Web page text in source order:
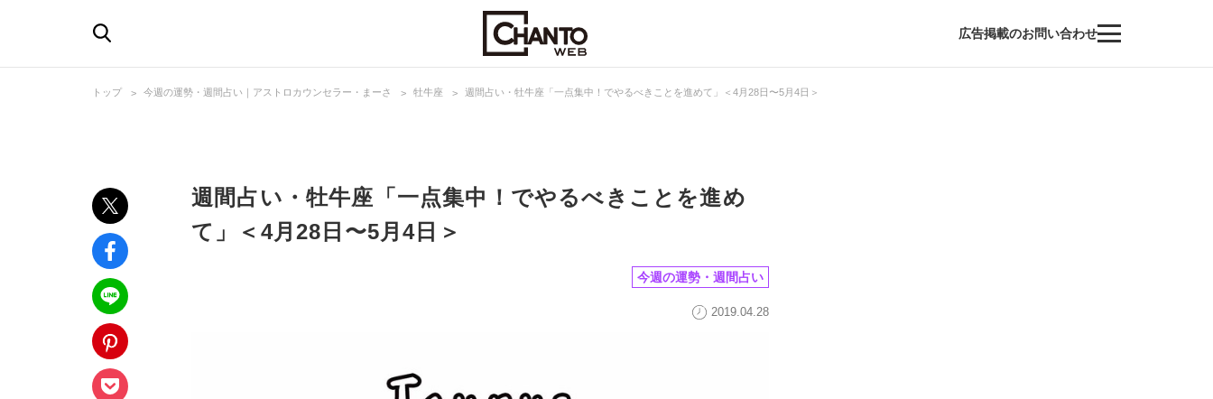
広告掲載のお問い合わせ
トップ 今週の運勢・週間占い｜アストロカウンセラー・まーさ 牡牛座 週間占い・牡牛座「一点集中！でやるべきことを進めて」＜4月28日〜5月4日＞
週間占い・牡牛座「一点集中！でやるべきことを進め
て」＜4月28日〜5月4日＞
今週の運勢・週間占い
2019.04.28